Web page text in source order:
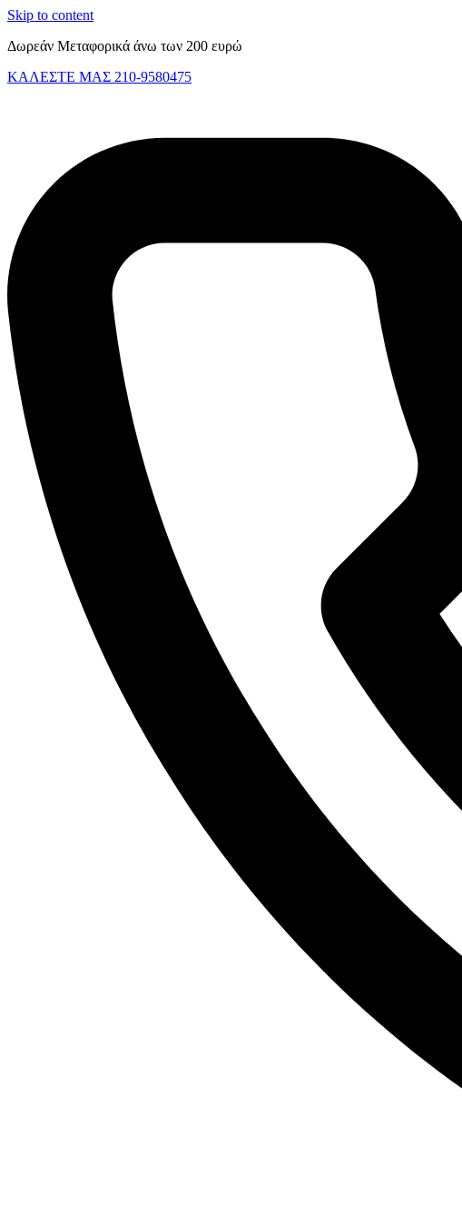
Skip to content
Δωρεάν Μεταφορικά άνω των 200 ευρώ
ΚΑΛΕΣΤΕ ΜΑΣ 210-9580475